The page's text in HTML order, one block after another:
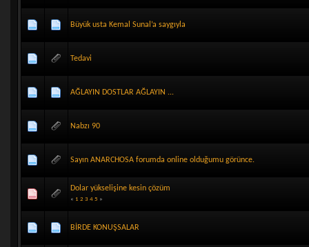
Büyük usta Kemal Sunal’a saygıyla
Tedavi
AĞLAYIN DOSTLAR AĞLAYIN ...
Nabzı 90
Sayın ANARCHOSA forumda online olduğumu görünce.
Dolar yükselişine kesin çözüm
« 1 2 3 4 5 »
BİRDE KONUŞSALAR